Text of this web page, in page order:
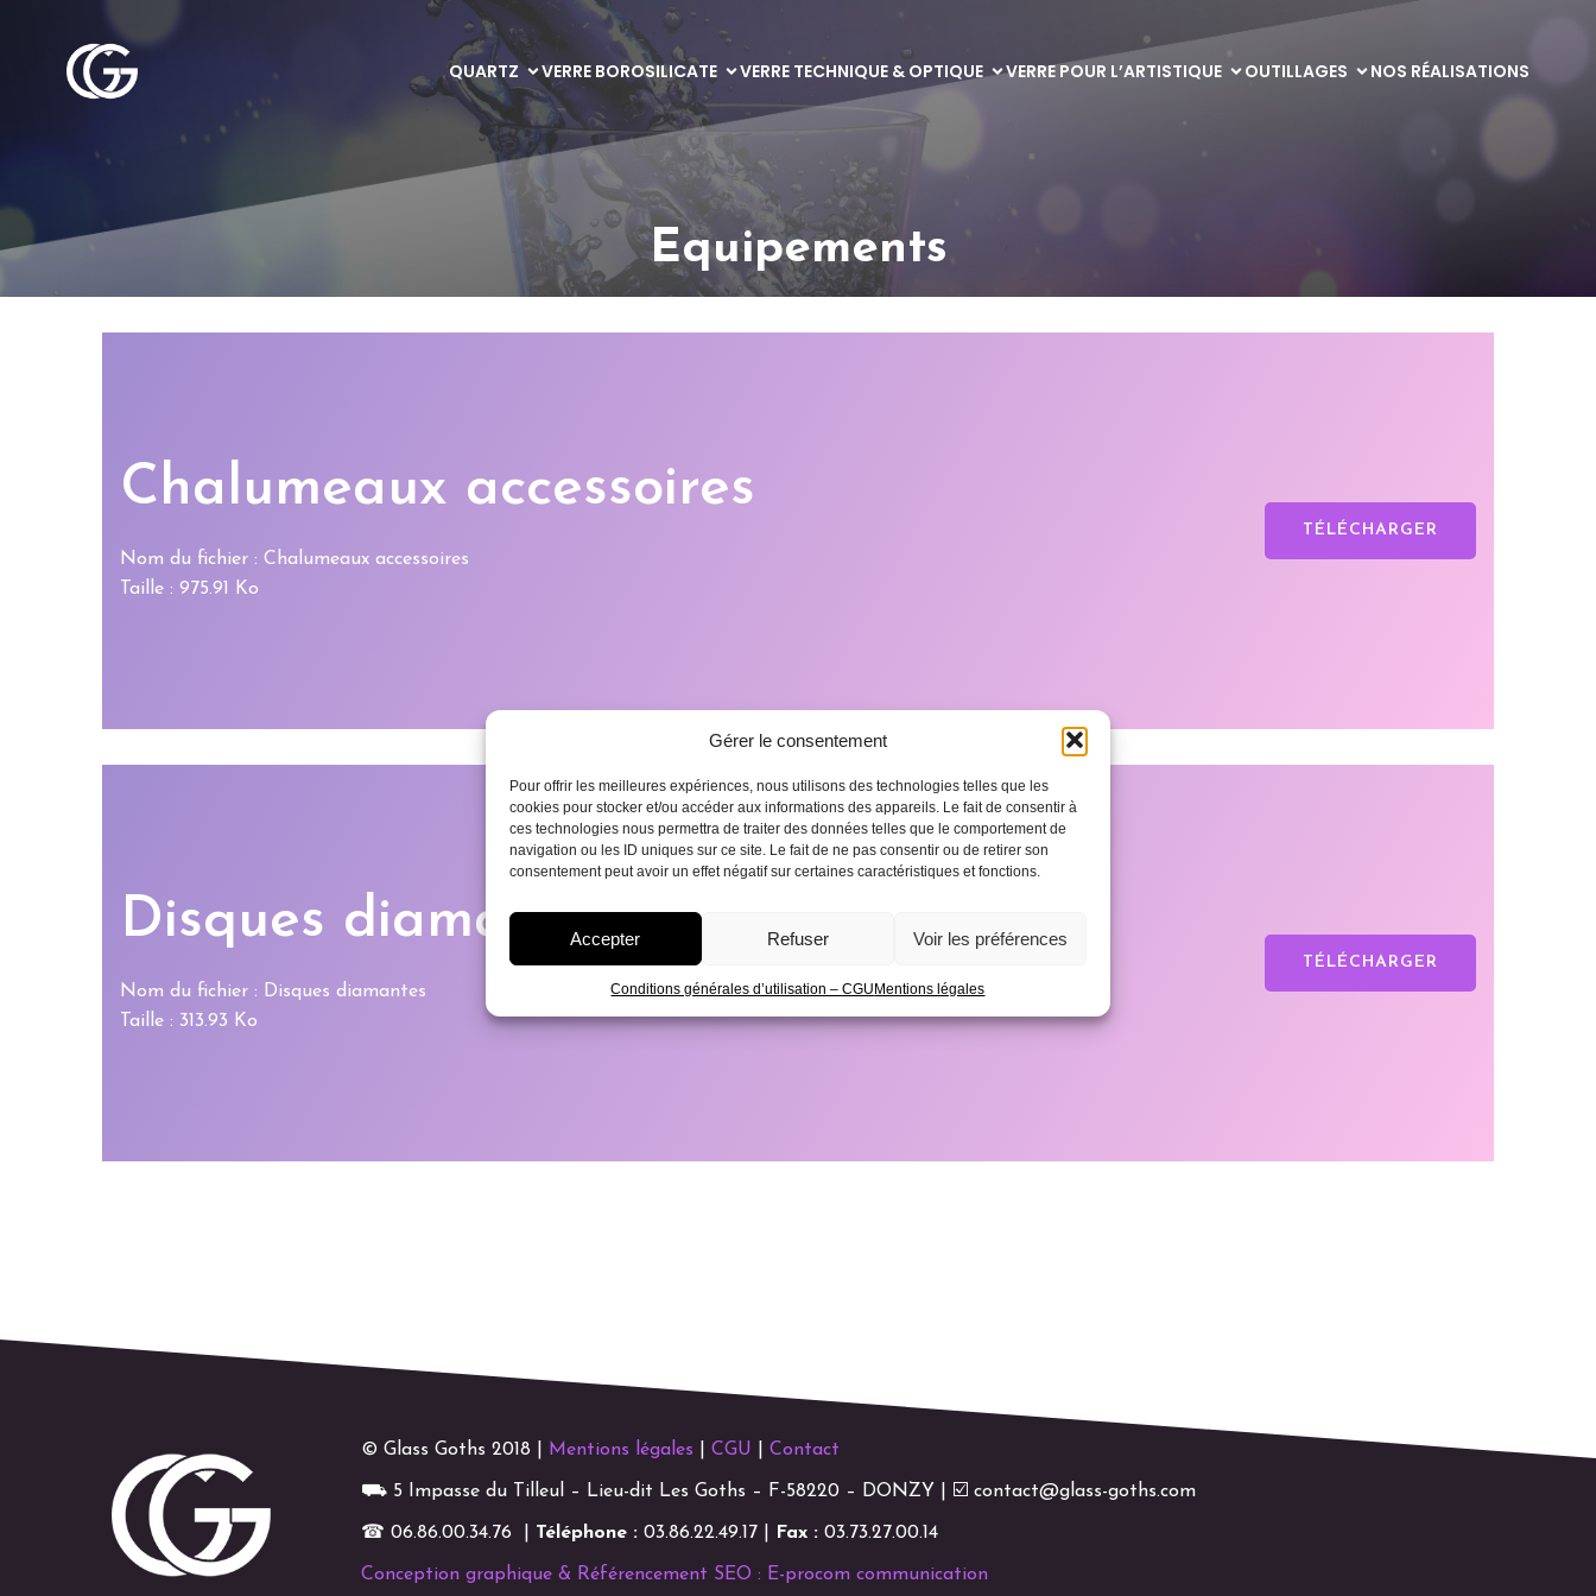
Gérer le consentement
Pour offrir les meilleures expériences, nous utilisons des technologies telles que les
cookies pour stocker et/ou accéder aux informations des appareils. Le fait de consentir à
ces technologies nous permettra de traiter des données telles que le comportement de
navigation ou les ID uniques sur ce site. Le fait de ne pas consentir ou de retirer son
consentement peut avoir un effet négatif sur certaines caractéristiques et fonctions.
Accepter Refuser Voir les préférences
Conditions générales d’utilisation – CGU Mentions légales
QUARTZ VERRE BOROSILICATE VERRE TECHNIQUE & OPTIQUE VERRE POUR L’ARTISTIQUE OUTILLAGES NOS RÉALISATIONS
Equipements
Chalumeaux accessoires
Nom du fichier : Chalumeaux accessoires
Taille : 975.91 Ko
TÉLÉCHARGER
Disques diamantes
Nom du fichier : Disques diamantes
Taille : 313.93 Ko
TÉLÉCHARGER
© Glass Goths 2018 | Mentions légales |CGU |Contact
⛟ 5 Impasse du Tilleul – Lieu-dit Les Goths – F-58220 – DONZY | ☑ contact@glass-goths.com
☎ 06.86.00.34.76 | Téléphone : 03.86.22.49.17 | Fax : 03.73.27.00.14
Conception graphique & Référencement SEO : E-procom communication